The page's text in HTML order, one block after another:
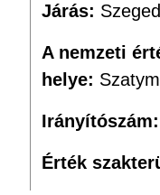
Járás:
A nemzeti
helye:
Irányítószám:
Érték